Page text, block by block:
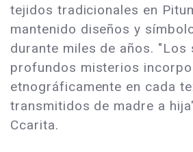
tejidos tradicionales en
mantenido diseños y
durante miles de años. "Los
profundos misterios
etnográficamente en cada
transmitidos de madre a
Ccarita.